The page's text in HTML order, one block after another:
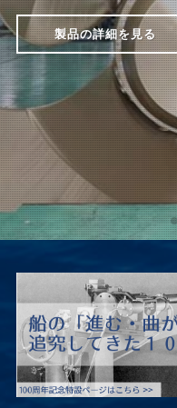
省エネルギー船・装備船を
装備船一覧を見る
環境にやさしい次世代の推
製品情報を見る
製品の詳細を見る
新世代舵ゲートラダー®シ
製品の詳細を見る
製品の詳細を見る
省エネルギー船・装備船を
装備船一覧を見る
環境にやさしい次世代の推
製品情報を見る